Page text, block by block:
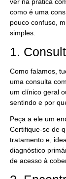
como é uma
pouco confuso,
simples.
1.
Como falamos,
uma consulta
um clínico geral
sentindo e por
Peça a ele um
Certifique-se de
tratamento e,
diagnóstico
de acesso à